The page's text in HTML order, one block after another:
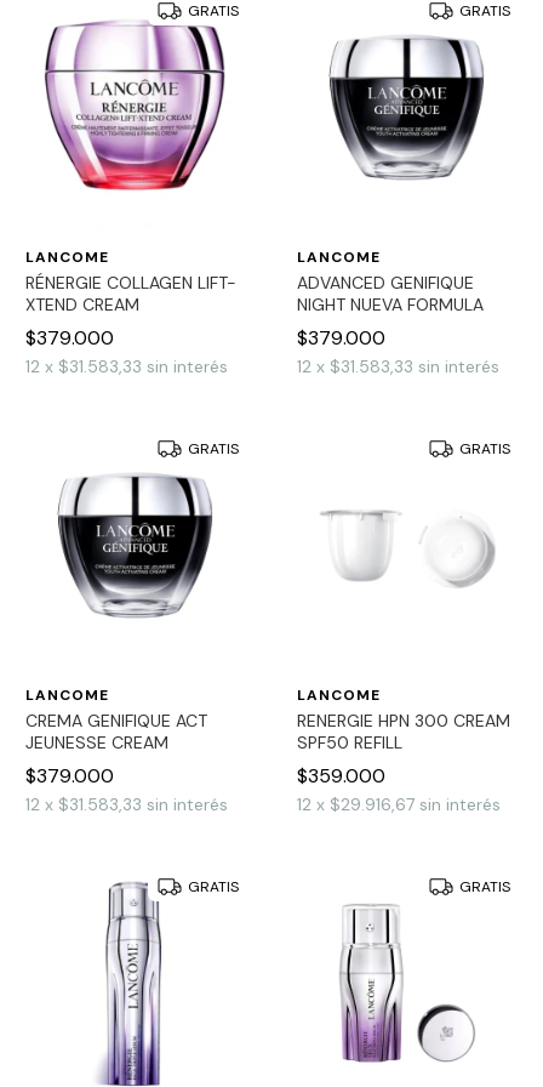
GRATIS
LANCOME
RÉNERGIE COLLAGEN LIFT-
XTEND CREAM
$379.000
12 x $31.583,33 sin interés
GRATIS
LANCOME
ADVANCED GENIFIQUE
NIGHT NUEVA FORMULA
$379.000
12 x $31.583,33 sin interés
GRATIS
LANCOME
CREMA GENIFIQUE ACT
JEUNESSE CREAM
$379.000
12 x $31.583,33 sin interés
GRATIS
LANCOME
RENERGIE HPN 300 CREAM
SPF50 REFILL
$359.000
12 x $29.916,67 sin interés
GRATIS GRATIS